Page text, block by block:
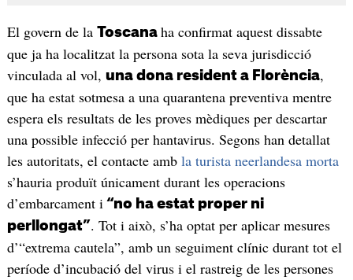
El govern de la Toscana ha confirmat aquest dissabte
que ja ha localitzat la persona sota la seva jurisdicció
vinculada al vol, una dona resident a Florència,
que ha estat sotmesa a una quarantena preventiva mentre
espera els resultats de les proves mèdiques per descartar
una possible infecció per hantavirus. Segons han detallat
les autoritats, el contacte amb la turista neerlandesa morta
s’hauria produït únicament durant les operacions
d’embarcament i “no ha estat proper ni
perllongat”. Tot i això, s’ha optat per aplicar mesures
d’“extrema cautela”, amb un seguiment clínic durant tot el
període d’incubació del virus i el rastreig de les persones